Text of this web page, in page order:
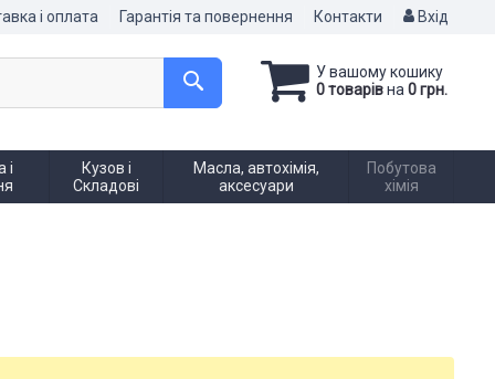
і оплата Гарантія та повернення Контакти Вхід
У вашому кошику
0 товарівна 0 грн.
і
Кузов і
Складові
Масла, автохімія,
аксесуари
Побутова
хімія